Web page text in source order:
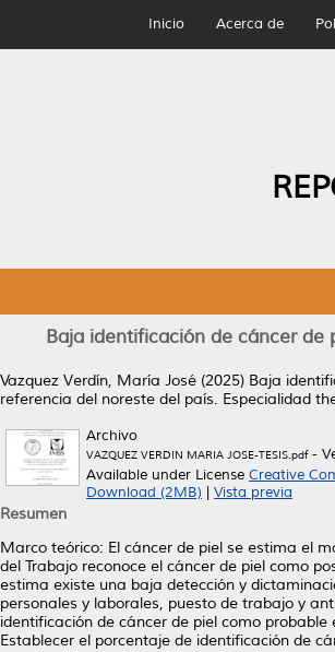
Inicio Acerca de
Baja identificación de cáncer
Vazquez Verdín, María José (2025) Baja
referencia del noreste del país. Especialidad
Archivo
VAZQUEZ VERDIN MARIA JOSE-TESIS.pdf-
Available under License Creative
Download (2MB)
Vista previa
Resumen
Marco teórico: El cáncer de piel se estima el
del Trabajo reconoce el cáncer de piel como
estima existe una baja detección y
personales y laborales, puesto de trabajo y
identificación de cáncer de piel como
Establecer el porcentaje de identificación de